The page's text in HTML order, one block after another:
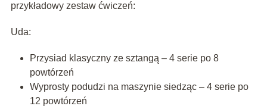
przykładowy zestaw ćwiczeń:
Uda:
Przysiad klasyczny ze sztangą – 4 serie po 8
powtórzeń
Wyprosty podudzi na maszynie siedząc – 4 serie po
12 powtórzeń